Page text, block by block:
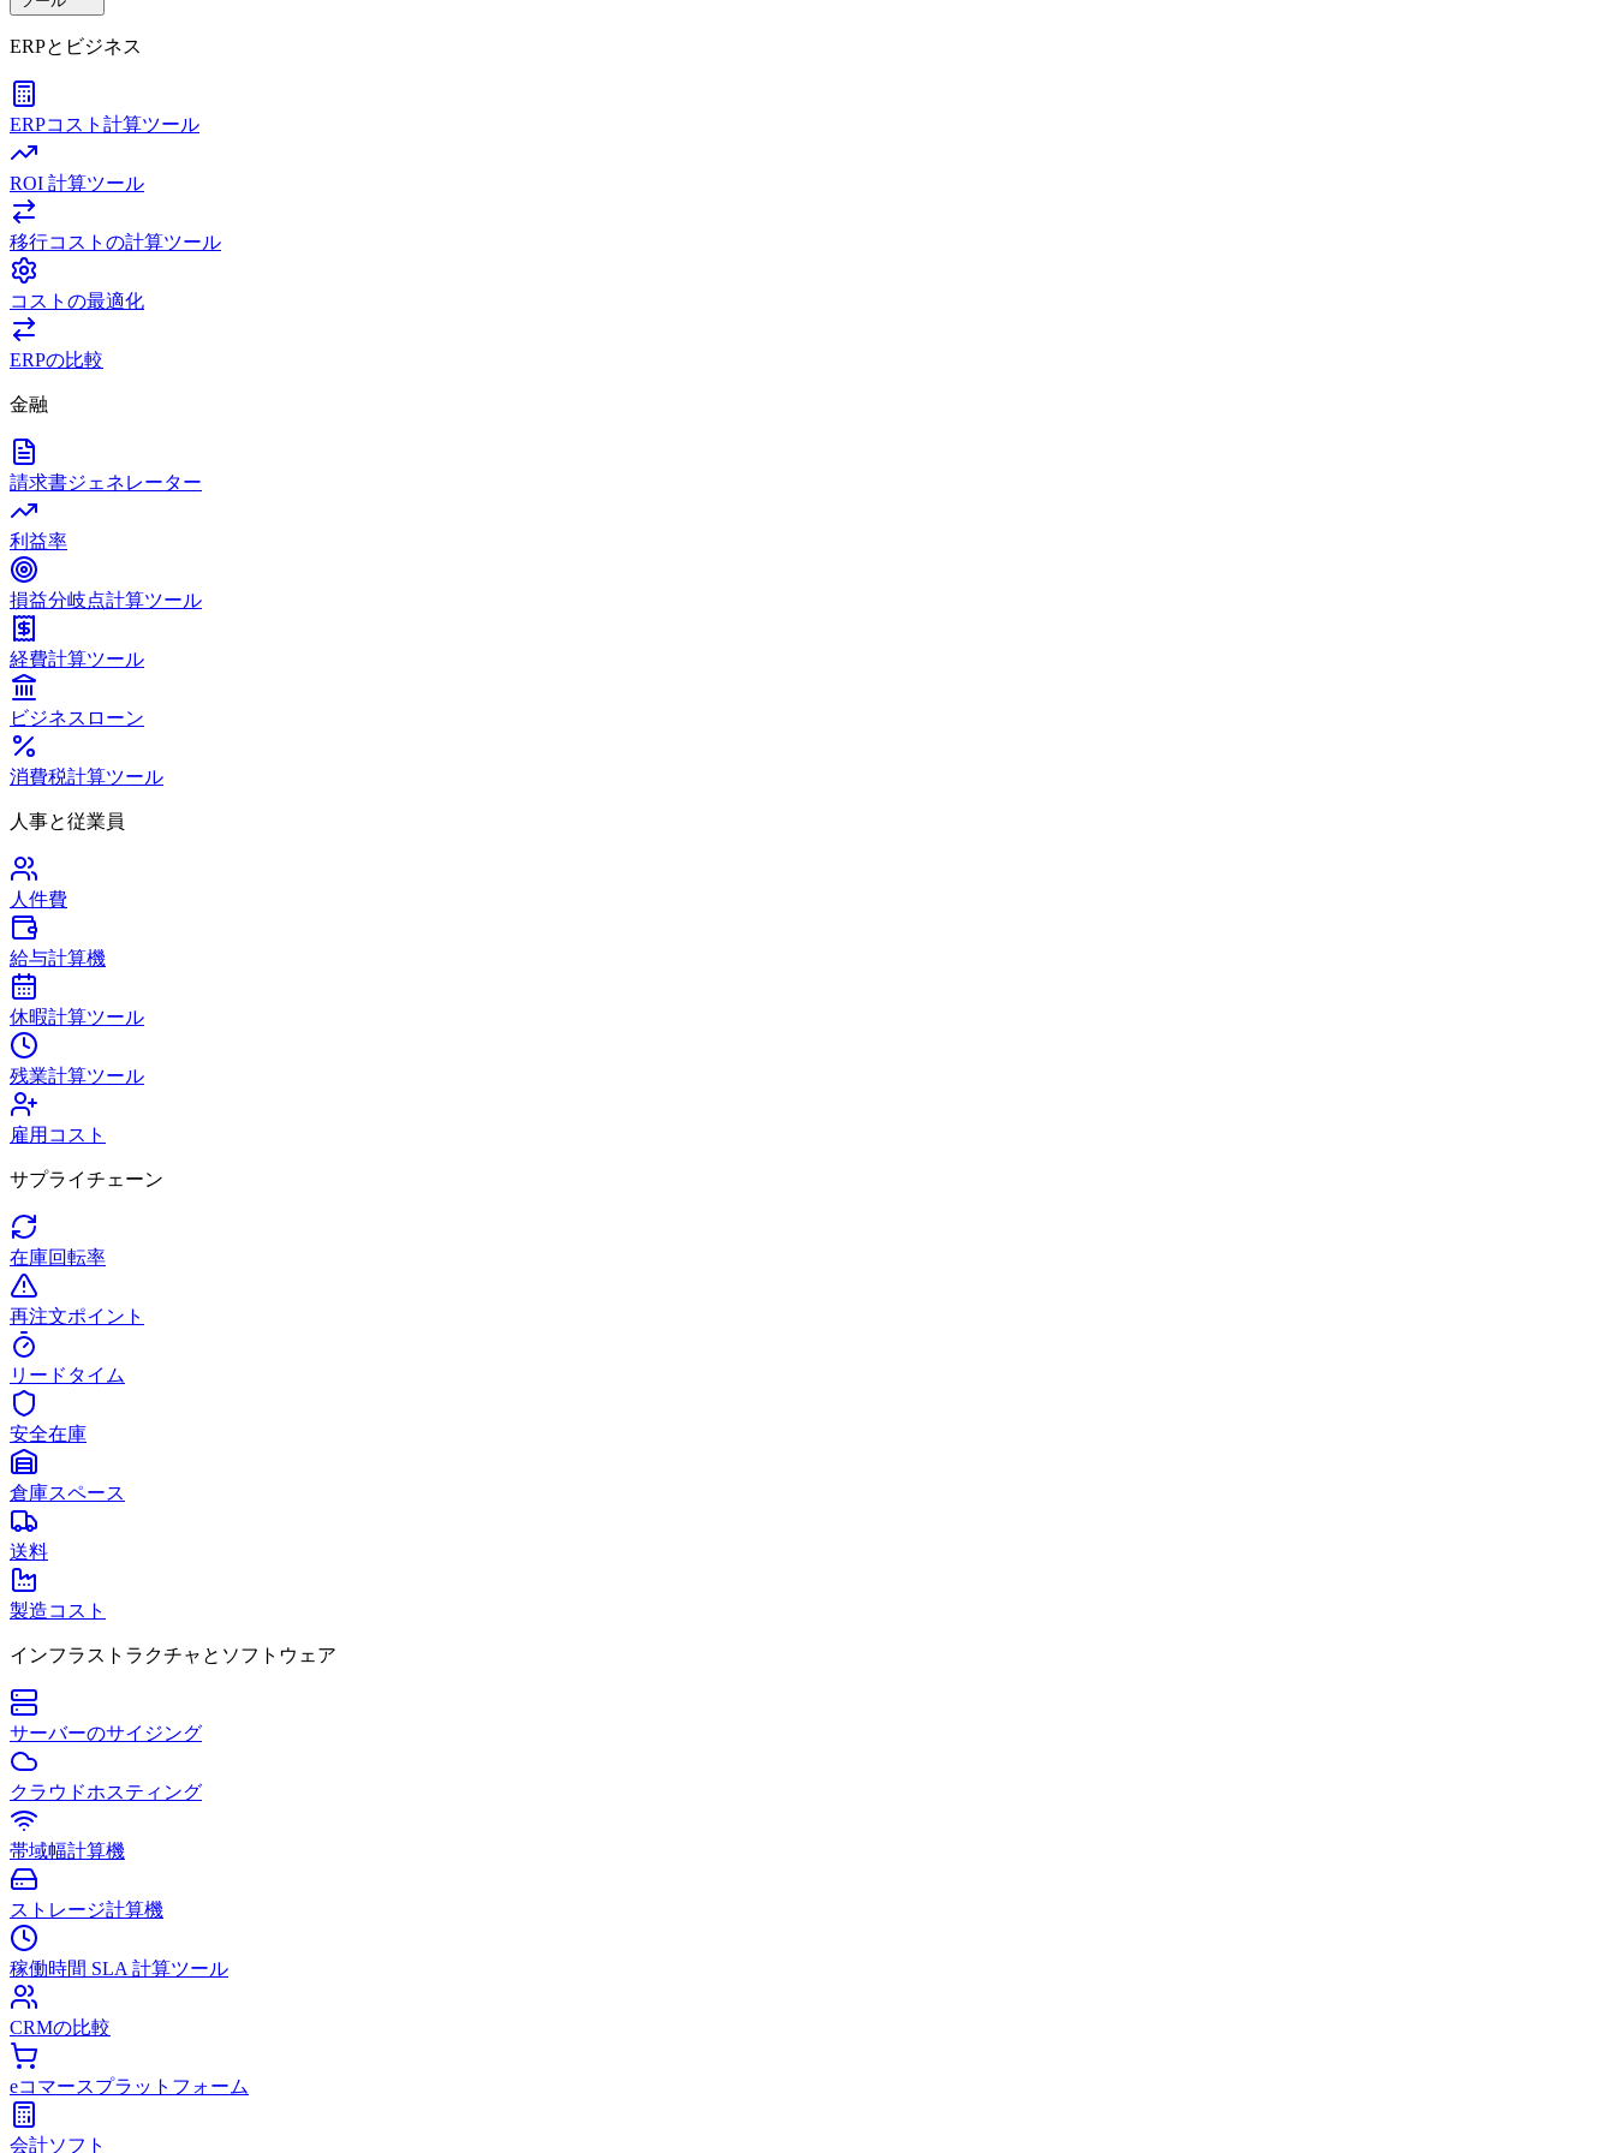
ERPとビジネス
ERPコスト計算ツール
ROI 計算ツール
移行コストの計算ツール
コストの最適化
ERPの比較
金融
請求書ジェネレーター
利益率
損益分岐点計算ツール
経費計算ツール
ビジネスローン
消費税計算ツール
人事と従業員
人件費
給与計算機
休暇計算ツール
残業計算ツール
雇用コスト
サプライチェーン
在庫回転率
再注文ポイント
リードタイム
安全在庫
倉庫スペース
送料
製造コスト
インフラストラクチャとソフトウェア
サーバーのサイジング
クラウドホスティング
帯域幅計算機
ストレージ計算機
稼働時間 SLA 計算ツール
CRMの比較
eコマースプラットフォーム
会計ソフト